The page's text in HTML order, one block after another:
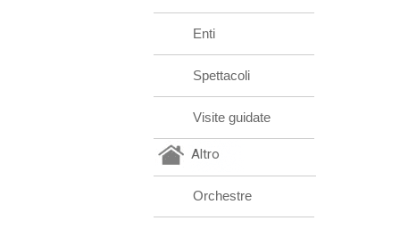
Enti
Spettacoli
Visite guidate
Altro
Orchestre